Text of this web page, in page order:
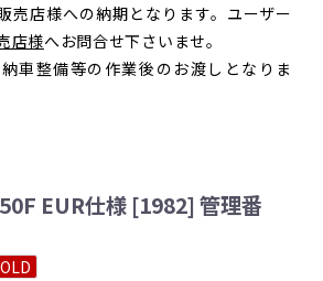
売店様への納期となります。ユーザー
店様へお問合せ下さいませ。
納車整備等の作業後のお渡しとなりま
EUR仕様 [1982] 管理番